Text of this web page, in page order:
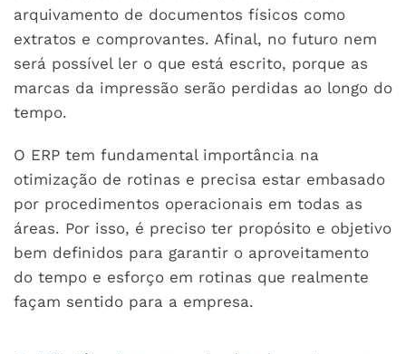
arquivamento de documentos físicos como
extratos e comprovantes. Afinal, no futuro nem
será possível ler o que está escrito, porque as
marcas da impressão serão perdidas ao longo do
tempo.
O ERP tem fundamental importância na
otimização de rotinas e precisa estar embasado
por procedimentos operacionais em todas as
áreas. Por isso, é preciso ter propósito e objetivo
bem definidos para garantir o aproveitamento
do tempo e esforço em rotinas que realmente
façam sentido para a empresa.